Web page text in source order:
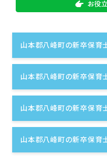
山本郡八峰町の新卒保育
山本郡八峰町の新卒保育
山本郡八峰町の新卒保育
山本郡八峰町の新卒保育